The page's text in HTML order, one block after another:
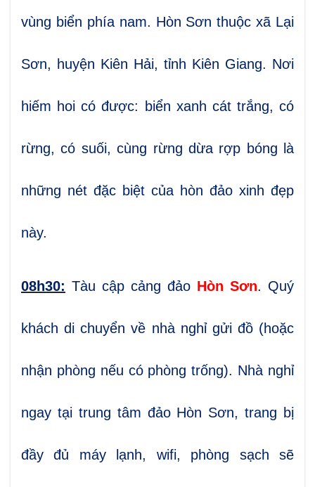
vùng biển phía nam. Hòn Sơn thuộc xã Lại
Sơn, huyện Kiên Hải, tỉnh Kiên Giang. Nơi
hiếm hoi có được: biển xanh cát trắng, có
rừng, có suối, cùng rừng dừa rợp bóng là
những nét đặc biệt của hòn đảo xinh đẹp
này.
08h30: Tàu cập cảng đảo Hòn Sơn. Quý
khách di chuyển về nhà nghỉ gửi đồ (hoặc
nhận phòng nếu có phòng trống). Nhà nghỉ
ngay tại trung tâm đảo Hòn Sơn, trang bị
đầy đủ máy lạnh, wifi, phòng sạch sẽ